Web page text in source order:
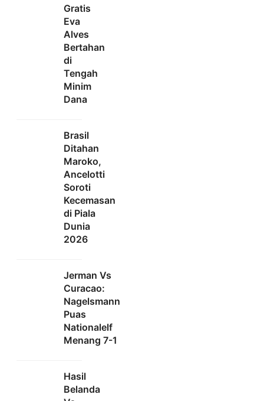
Gratis
Eva
Alves
Bertahan
di
Tengah
Minim
Dana
Brasil
Ditahan
Maroko,
Ancelotti
Soroti
Kecemasan
di Piala
Dunia
2026
Jerman Vs
Curacao:
Nagelsmann
Puas
Nationalelf
Menang 7-1
Hasil
Belanda